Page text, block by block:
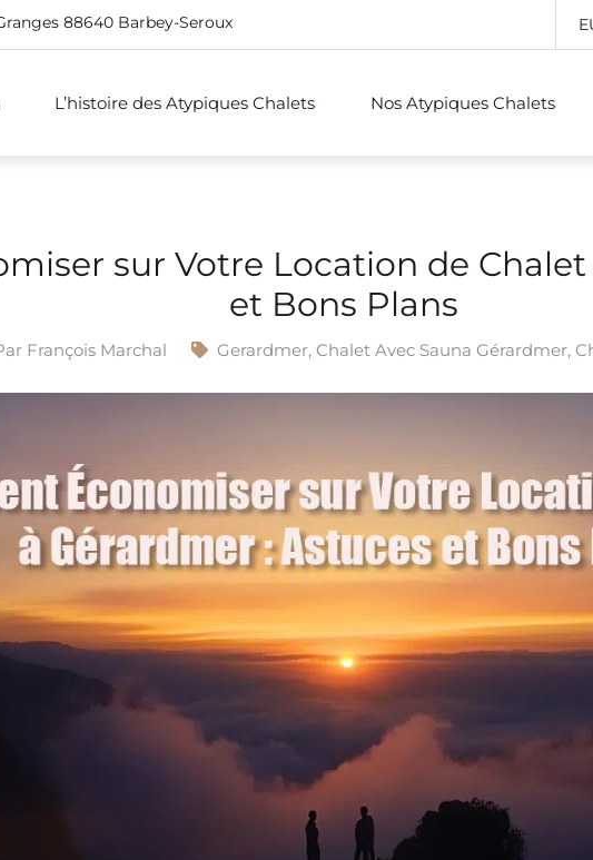
88640 Barbey-Seroux
L’histoire des Atypiques Chalets Nos Atypiques Chalets
sur Votre Location de
et Bons Plans
François Marchal Gerardmer, Chalet Avec Sauna Gérardmer,